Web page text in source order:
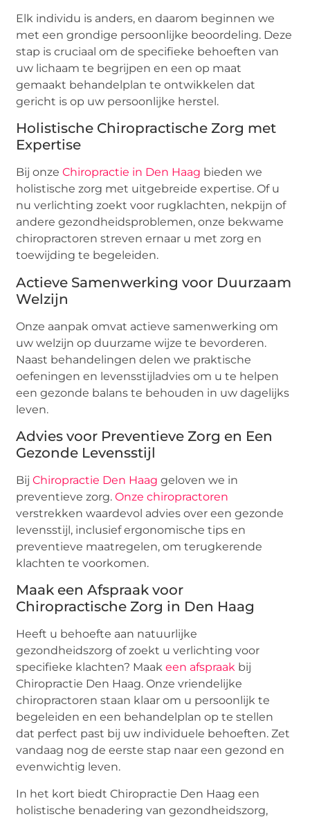
Elk individu is anders, en daarom beginnen we
met een grondige persoonlijke beoordeling. Deze
stap is cruciaal om de specifieke behoeften van
uw lichaam te begrijpen en een op maat
gemaakt behandelplan te ontwikkelen dat
gericht is op uw persoonlijke herstel.
Holistische Chiropractische Zorg met
Expertise
Bij onzeChiropractie in Den Haag bieden we
holistische zorg met uitgebreide expertise. Of u
nu verlichting zoekt voor rugklachten, nekpijn of
andere gezondheidsproblemen, onze bekwame
chiropractoren streven ernaar u met zorg en
toewijding te begeleiden.
Actieve Samenwerking voor Duurzaam
Welzijn
Onze aanpak omvat actieve samenwerking om
uw welzijn op duurzame wijze te bevorderen.
Naast behandelingen delen we praktische
oefeningen en levensstijladvies om u te helpen
een gezonde balans te behouden in uw dagelijks
leven.
Advies voor Preventieve Zorg en Een
Gezonde Levensstijl
BijChiropractie Den Haag geloven we in
preventieve zorg.Onze chiropractoren
verstrekken waardevol advies over een gezonde
levensstijl, inclusief ergonomische tips en
preventieve maatregelen, om terugkerende
klachten te voorkomen.
Maak een Afspraak voor
Chiropractische Zorg in Den Haag
Heeft u behoefte aan natuurlijke
gezondheidszorg of zoekt u verlichting voor
specifieke klachten? Maakeen afspraak bij
Chiropractie Den Haag. Onze vriendelijke
chiropractoren staan klaar om u persoonlijk te
begeleiden en een behandelplan op te stellen
dat perfect past bij uw individuele behoeften. Zet
vandaag nog de eerste stap naar een gezond en
evenwichtig leven.
In het kort biedt Chiropractie Den Haag een
holistische benadering van gezondheidszorg,